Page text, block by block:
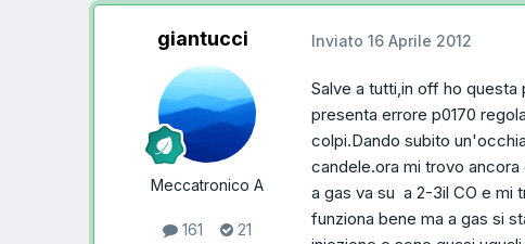
giantucci
Meccatronico A
161 21
Inviato 16 Aprile 2012
Salve a tutti,in off ho questa
presenta errore p0170
colpi.Dando subito
candele.ora mi trovo
a gas va su a 2-3il CO e mi
funziona bene ma a gas si